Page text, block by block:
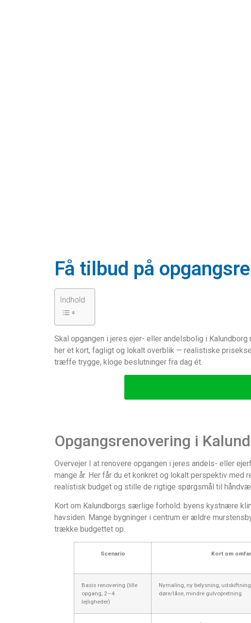
Få tilbud på
Indhold
Skal opgangen i jeres ejer- eller andelsbolig i
her et kort, fagligt og lokalt overblik — realistiske
træffe trygge, kloge beslutninger fra dag ét.
Opgangsrenovering i
Overvejer I at renovere opgangen i jeres andels- eller
mange år. Her får du et konkret og lokalt perspektiv
realistisk budget og stille de rigtige spørgsmål til
Kort om Kalundborgs særlige forhold: byens kystnære
havsiden. Mange bygninger i centrum er ældre
trække budgettet op.
Scenario Kort om
Basis renovering (lille
opgang, 2–4
lejligheder)
Nymaling, ny belysning,
døre/låse, mindre gulvopretning